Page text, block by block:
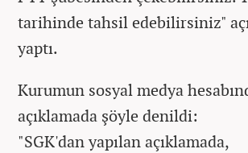
tarihinde tahsil edebilirsiniz"
yaptı.
Kurumun sosyal medya
açıklamada şöyle denildi:
"SGK'dan yapılan açıklamada,